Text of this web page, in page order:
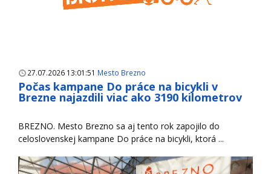
27.07.2026 13:01:51 Mesto Brezno
Počas kampane Do práce na bicykli v
Brezne najazdili viac ako 3190 kilometrov
BREZNO. Mesto Brezno sa aj tento rok zapojilo do
celoslovenskej kampane Do práce na bicykli, ktorá ...